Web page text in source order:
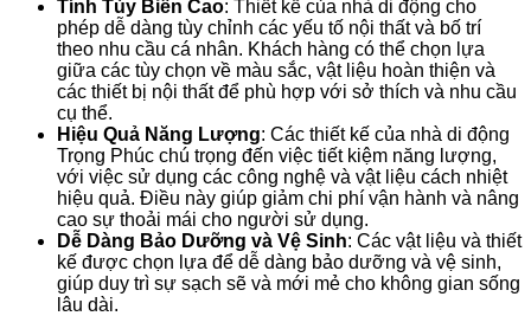
Tính Tùy Biến Cao: Thiết kế của nhà di động cho
phép dễ dàng tùy chỉnh các yếu tố nội thất và bố trí
theo nhu cầu cá nhân. Khách hàng có thể chọn lựa
giữa các tùy chọn về màu sắc, vật liệu hoàn thiện và
các thiết bị nội thất để phù hợp với sở thích và nhu cầu
cụ thể.
Hiệu Quả Năng Lượng: Các thiết kế của nhà di động
Trọng Phúc chú trọng đến việc tiết kiệm năng lượng,
với việc sử dụng các công nghệ và vật liệu cách nhiệt
hiệu quả. Điều này giúp giảm chi phí vận hành và nâng
cao sự thoải mái cho người sử dụng.
Dễ Dàng Bảo Dưỡng và Vệ Sinh: Các vật liệu và thiết
kế được chọn lựa để dễ dàng bảo dưỡng và vệ sinh,
giúp duy trì sự sạch sẽ và mới mẻ cho không gian sống
lâu dài.